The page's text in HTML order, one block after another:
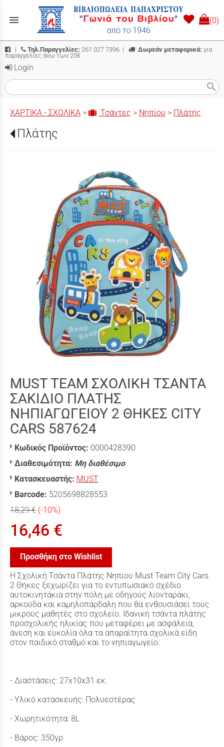
menu (0)
| Τηλ.Παραγγελίες: 261 027 7396 | Δωρεάν μεταφορικά: για
παραγγελίες άνω των 25€
Login
search
ΧΑΡΤΙΚΑ - ΣΧΟΛΙΚΑ > Τσάντες > Νηπίου > Πλάτης
Πλάτης
MUST TEAM ΣΧΟΛΙΚΗ ΤΣΑΝΤΑ
ΣΑΚΙΔΙΟ ΠΛΑΤΗΣ
ΝΗΠΙΑΓΩΓΕΙΟΥ 2 ΘΗΚΕΣ CITY
CARS 587624
Κωδικός Προϊόντος: 0000428390
Διαθεσιμότητα: Μη διαθέσιμο
Κατασκευαστής: MUST
Barcode: 5205698828553
18,29 € (-10%)
16,46 €
Προσθήκη στο Wishlist
Η Σχολική Τσάντα Πλάτης Νηπίου Must Team City Cars
2 Θήκες ξεχωρίζει για το εντυπωσιακό σχέδιο
αυτοκινητάκια στην πόλη με οδηγούς λιονταράκι,
αρκούδα και καμηλοπάρδαλη που θα ενθουσιάσει τους
μικρούς μαθητές στο σχολείο. Ιδανική τσάντα πλάτης
προσχολικής ηλικίας που μεταφέρει με ασφάλεια,
άνεση και ευκολία όλα τα απαραίτητα σχολικά είδη
στον παιδικό σταθμό και το νηπιαγωγείο.
- Διαστάσεις: 27x10x31 εκ.
- Υλικό κατασκευής: Πολυεστέρας
- Χωρητικότητα: 8L
- Βάρος: 350γρ.